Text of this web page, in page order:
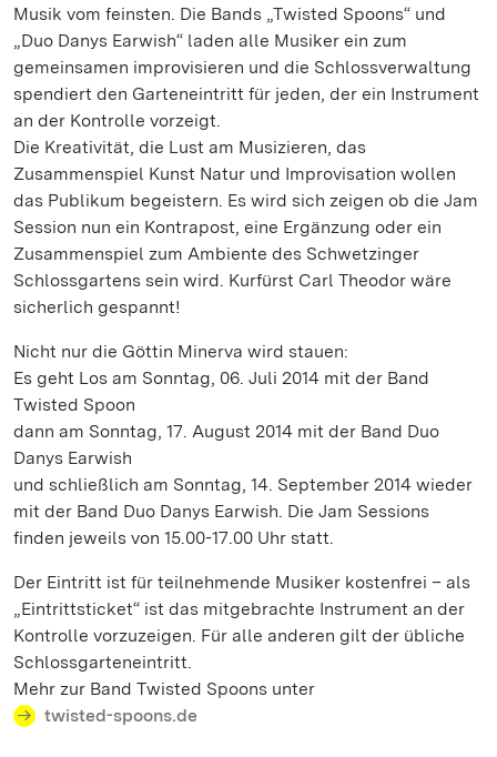
Musik vom feinsten. Die Bands „Twisted Spoons“ und
„Duo Danys Earwish“ laden alle Musiker ein zum
gemeinsamen improvisieren und die Schlossverwaltung
spendiert den Garteneintritt für jeden, der ein Instrument
an der Kontrolle vorzeigt.
Die Kreativität, die Lust am Musizieren, das
Zusammenspiel Kunst Natur und Improvisation wollen
das Publikum begeistern. Es wird sich zeigen ob die Jam
Session nun ein Kontrapost, eine Ergänzung oder ein
Zusammenspiel zum Ambiente des Schwetzinger
Schlossgartens sein wird. Kurfürst Carl Theodor wäre
sicherlich gespannt!
Nicht nur die Göttin Minerva wird stauen:
Es geht Los am Sonntag, 06. Juli 2014 mit der Band
Twisted Spoon
dann am Sonntag, 17. August 2014 mit der Band Duo
Danys Earwish
und schließlich am Sonntag, 14. September 2014 wieder
mit der Band Duo Danys Earwish. Die Jam Sessions
finden jeweils von 15.00-17.00 Uhr statt.
Der Eintritt ist für teilnehmende Musiker kostenfrei – als
„Eintrittsticket“ ist das mitgebrachte Instrument an der
Kontrolle vorzuzeigen. Für alle anderen gilt der übliche
Schlossgarteneintritt.
Mehr zur Band Twisted Spoons unter
twisted-spoons.de